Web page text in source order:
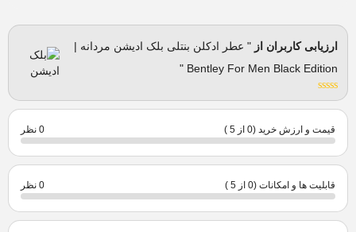
ارزیابی کاربران از " عطر ادکلن بنتلی بلک ادیشن مردانه |
Bentley For Men Black Edition "
قیمت و ارزش خرید (0 از 5 ) 0 نظر
قابلیت ها و امکانات (0 از 5 ) 0 نظر